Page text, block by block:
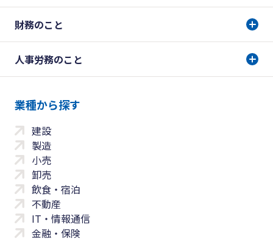
財務のこと
人事労務のこと
業種から探す
建設
製造
小売
卸売
飲食・宿泊
不動産
IT・情報通信
金融・保険